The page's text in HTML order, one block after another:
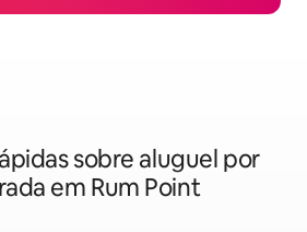
sobre aluguel por
em Rum Point